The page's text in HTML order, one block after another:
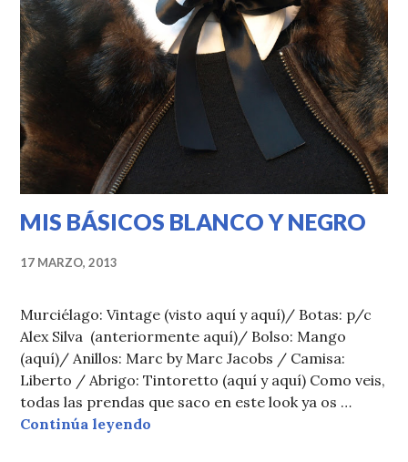
MIS BÁSICOS BLANCO Y NEGRO
17 MARZO, 2013
Murciélago: Vintage (visto aquí y aquí)/ Botas: p/c
Alex Silva (anteriormente aquí)/ Bolso: Mango
(aquí)/ Anillos: Marc by Marc Jacobs / Camisa:
Liberto / Abrigo: Tintoretto (aquí y aquí) Como veis,
todas las prendas que saco en este look ya os …
Continúa leyendo